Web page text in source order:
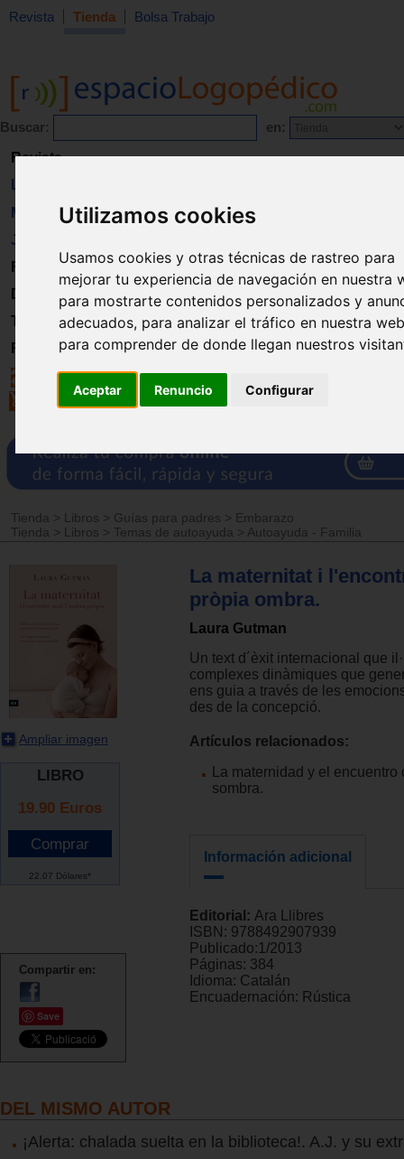
Utilizamos cookies
Usamos cookies y otras técnicas de rastreo para
mejorar tu experiencia de navegación en nuestra
para mostrarte contenidos personalizados y
adecuados, para analizar el tráfico en nuestra
para comprender de donde llegan nuestros
Aceptar Renuncio Configurar
Revista Tienda Bolsa Trabajo
Buscar: en:
Revista
Libros
Material
Juguetes
Formación
Directorio
Trabajo
Registro
Tienda > Libros > Guías para padres > Embarazo
Tienda
> Libros > Temas de autoayuda > Autoayuda - Familia
Ampliar imagen
LIBRO
19.90 Euros
22.07 Dólares*
Compartir en:
Save
La maternitat i
pròpia ombra.
Laura Gutman
Un text d´èxit internacional que
complexes dinàmiques que
ens guia a través de les
des de la concepció.
Artículos relacionados:
La maternidad y el
sombra.
Información adicional
Editorial: Ara Llibres
ISBN: 9788492907939
Publicado:1/2013
Páginas: 384
Idioma: Catalán
Encuadernación: Rústica
DEL MISMO AUTOR
¡Alerta: chalada suelta en la biblioteca!. A.J. y su